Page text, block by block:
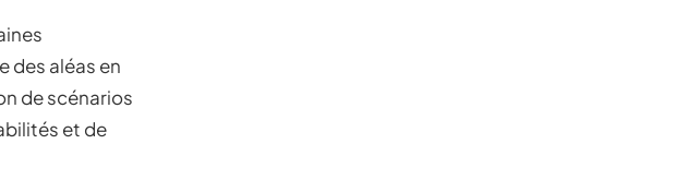
des aléas en
de scénarios
et de